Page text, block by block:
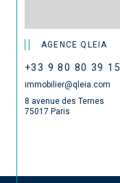
AGENCE QLEIA
+33 9 80 80 39 15
immobilier@qleia.com
8 avenue des Ternes
75017 Paris